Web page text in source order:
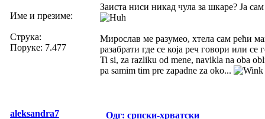
Име и презиме:
Струка:
Поруке: 7.477
Заиста ниси никад чула за шкаре? Ја
Мирослав ме разумео, хтела сам рећи
разабрати где се која реч говори или
Ti si, za razliku od mene, navikla na oba
pa samim tim pre zapadne za oko...
aleksandra7
Одг: српски-хрватски